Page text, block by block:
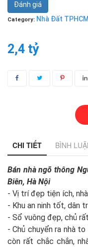
Đánh giá
Category: Nhà Đất
2,4 tỷ
CHI TIẾT BÌNH
Bán nhà ngõ thông
Biên, Hà Nội
- Vị trí đẹp tiện ích,
- Khu an ninh tốt, dân
- Sổ vuông đẹp, chủ
- Chủ chuyển ra nhà
còn rất chắc chắn,